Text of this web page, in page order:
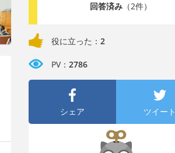
回答済み（2件）
役に立った： 2
PV： 2786
シェア ツイート